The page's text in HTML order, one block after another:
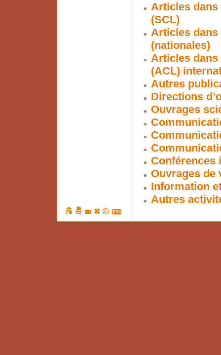
Articles dans
(SCL)
Articles dans
(nationales)
Articles dans
(ACL)
Autres
Directions
Ouvrages
Conférences
Ouvrages de
Information
Autres